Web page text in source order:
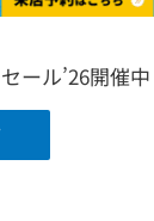
ール’26開催中